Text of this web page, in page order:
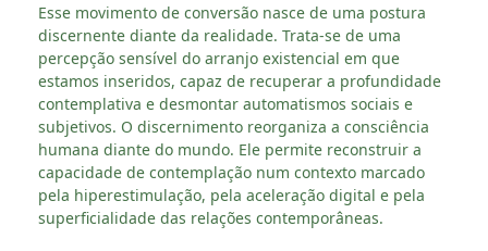
Esse movimento de conversão nasce de uma postura
discernente diante da realidade. Trata-se de uma
percepção sensível do arranjo existencial em que
estamos inseridos, capaz de recuperar a profundidade
contemplativa e desmontar automatismos sociais e
subjetivos. O discernimento reorganiza a consciência
humana diante do mundo. Ele permite reconstruir a
capacidade de contemplação num contexto marcado
pela hiperestimulação, pela aceleração digital e pela
superficialidade das relações contemporâneas.